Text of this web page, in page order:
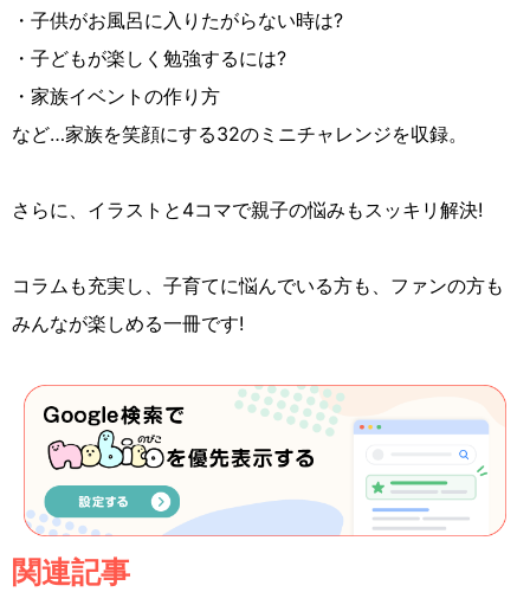
・子供がお風呂に入りたがらない時は?
・子どもが楽しく勉強するには?
・家族イベントの作り方
など…家族を笑顔にする32のミニチャレンジを収録。
さらに、イラストと4コマで親子の悩みもスッキリ解決!
コラムも充実し、子育てに悩んでいる方も、ファンの方も
みんなが楽しめる一冊です!
関連記事